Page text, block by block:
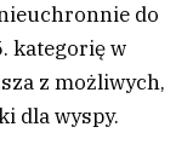
do
kategorię w
z możliwych,
dla wyspy.